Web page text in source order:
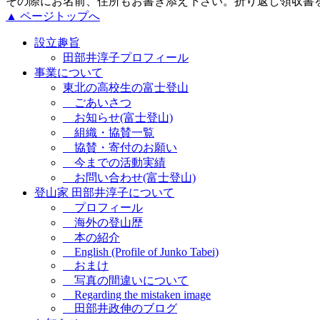
▲ ページトップへ
設立趣旨
田部井淳子プロフィール
事業について
東北の高校生の富士登山
ごあいさつ
お知らせ(富士登山)
組織・協賛一覧
協賛・寄付のお願い
今までの活動実績
お問い合わせ(富士登山)
登山家 田部井淳子について
プロフィール
海外の登山歴
本の紹介
English (Profile of Junko Tabei)
おまけ
写真の間違いについて
Regarding the mistaken image
田部井政伸のブログ